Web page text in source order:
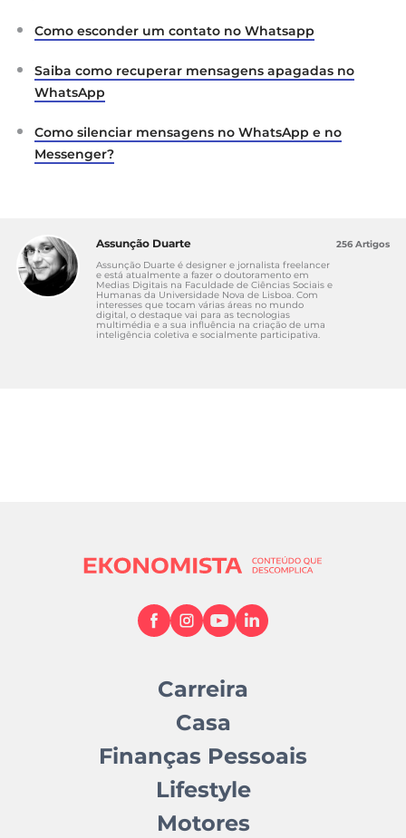
Como esconder um contato no Whatsapp
Saiba como recuperar mensagens apagadas no
WhatsApp
Como silenciar mensagens no WhatsApp e no
Messenger?
Assunção Duarte
Assunção Duarte é designer e jornalista freelancer
e está atualmente a fazer o doutoramento em
Medias Digitais na Faculdade de Ciências Sociais e
Humanas da Universidade Nova de Lisboa. Com
interesses que tocam várias áreas no mundo
digital, o destaque vai para as tecnologias
multimédia e a sua influência na criação de uma
inteligência coletiva e socialmente participativa.
256 Artigos
Carreira
Casa
Finanças Pessoais
Lifestyle
Motores